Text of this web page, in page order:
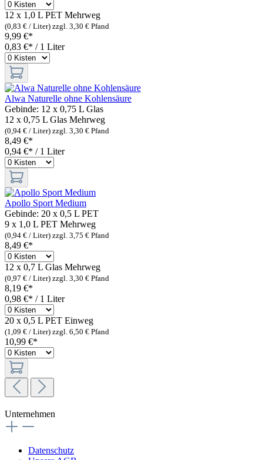
12 x 1,0 L PET Mehrweg
(0,83 € / Liter) zzgl. 3,30 € Pfand
9,99 €*
0,83 €* / 1 Liter
Alwa Naturelle ohne Kohlensäure
Gebinde: 12 x 0,75 L Glas
12 x 0,75 L Glas Mehrweg
(0,94 € / Liter) zzgl. 3,30 € Pfand
8,49 €*
0,94 €* / 1 Liter
Apollo Sport Medium
Gebinde: 20 x 0,5 L PET
9 x 1,0 L PET Mehrweg
(0,94 € / Liter) zzgl. 3,75 € Pfand
8,49 €*
12 x 0,7 L Glas Mehrweg
(0,97 € / Liter) zzgl. 3,30 € Pfand
8,19 €*
0,98 €* / 1 Liter
20 x 0,5 L PET Einweg
(1,09 € / Liter) zzgl. 6,50 € Pfand
10,99 €*
Unternehmen
Datenschutz